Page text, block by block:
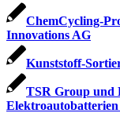
ChemCycling-
Innovations AG
Kunststoff-
TSR Group und